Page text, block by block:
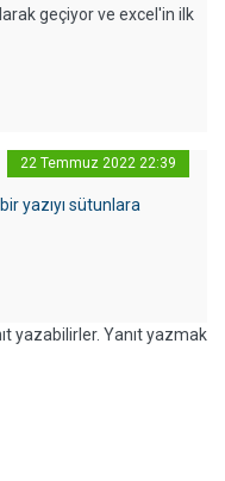
geçiyor ve excel'in ilk
22 Temmuz 2022 22:39
yazıyı sütunlara
yazabilirler. Yanıt yazmak